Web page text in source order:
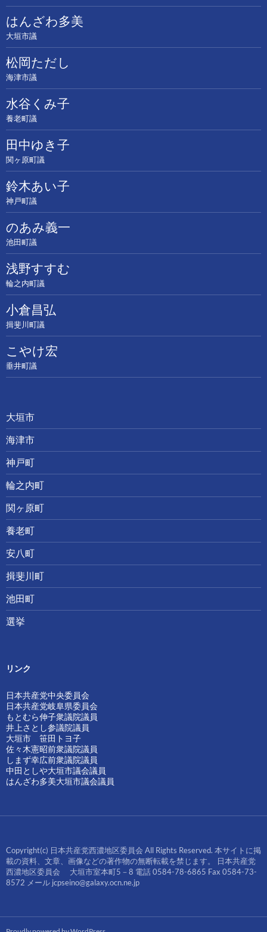
はんざわ多美
大垣市議
松岡ただし
海津市議
水谷くみ子
養老町議
田中ゆき子
関ヶ原町議
鈴木あい子
神戸町議
のあみ義一
池田町議
浅野すすむ
輪之内町議
小倉昌弘
揖斐川町議
こやけ宏
垂井町議
大垣市
海津市
神戸町
輪之内町
関ヶ原町
養老町
安八町
揖斐川町
池田町
選挙
リンク
日本共産党中央委員会
日本共産党岐阜県委員会
もとむら伸子衆議院議員
井上さとし参議院議員
大垣市 笹田トヨ子
佐々木憲昭前衆議院議員
しまず幸広前衆議院議員
中田としや大垣市議会議員
はんざわ多美大垣市議会議員
Copyright(c) 日本共産党西濃地区委員会 All Rights Reserved. 本サイトに掲
載の資料、文章、画像などの著作物の無断転載を禁じます。 日本共産党
西濃地区委員会 大垣市室本町5－8 電話 0584-78-6865 Fax 0584-73-
8572 メール jcpseino@galaxy.ocn.ne.jp